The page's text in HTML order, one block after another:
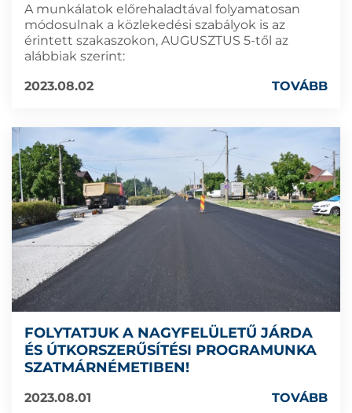
A munkálatok előrehaladtával folyamatosan
módosulnak a közlekedési szabályok is az
érintett szakaszokon, AUGUSZTUS 5-től az
alábbiak szerint:
2023.08.02
TOVÁBB
FOLYTATJUK A NAGYFELÜLETŰ JÁRDA
ÉS ÚTKORSZERŰSÍTÉSI PROGRAMUNKA
SZATMÁRNÉMETIBEN!
2023.08.01 TOVÁBB